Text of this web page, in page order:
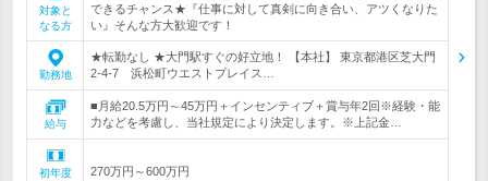
対象と
なる方
できるチャンス★『仕事に対して真剣に向き合い、アツくなりた
い』そんな方大歓迎です！
勤務地
★転勤なし ★大門駅すぐの好立地！ 【本社】 東京都港区芝大門
2-4-7 浜松町ウエストプレイス…
給与
■月給20.5万円～45万円＋インセンティブ＋賞与年2回※経験・能
力などを考慮し、当社規定により決定します。※上記金…
初年度
270万円～600万円